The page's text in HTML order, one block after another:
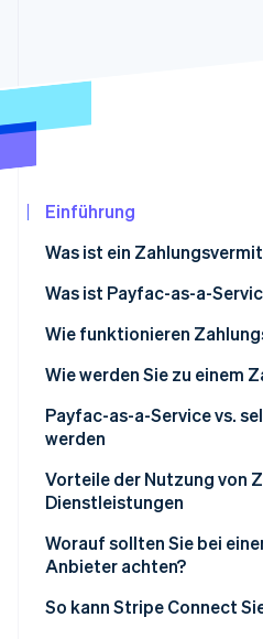
Stripe-
Jetzt
Einführung
Was ist ein
Was ist Payfac-as-a-
Zahlungsvermittler vs. ISO
Zahlungsvermittler vs.
Wie funktionieren
Wie werden Sie zu einem
Payfac-as-a-Service vs.
werden
Vorteile der Nutzung von
Dienstleistungen
Neue Umsatzquelle aus
Weniger Fachkenntnisse,
Worauf sollten Sie bei
Anbieter achten?
So kann Stripe Connect